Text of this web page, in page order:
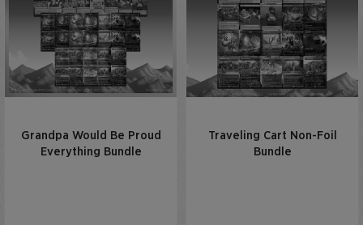
Grandpa Would Be Proud
Everything Bundle
Traveling Cart Non-Foil
Bundle